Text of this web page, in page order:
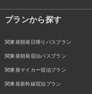
プランから探す
関東発朝発日帰りバスプラン
関東発朝発宿泊バスプラン
関東発マイカー宿泊プラン
関東発新幹線宿泊プラン